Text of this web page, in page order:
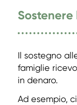
Sostenere
Il sostegno
famiglie
in denaro.
Ad esempio,